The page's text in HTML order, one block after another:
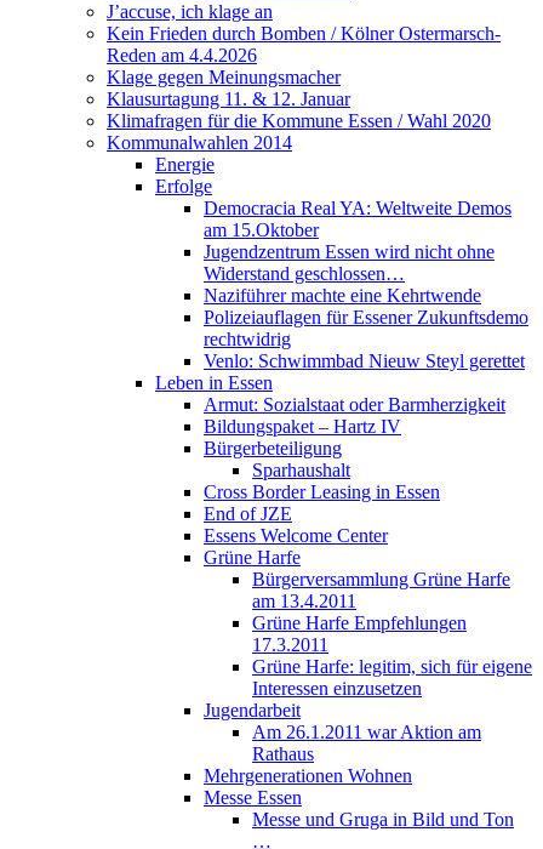
J’accuse, ich klage an
Kein Frieden durch Bomben / Kölner Ostermarsch-
Reden am 4.4.2026
Klage gegen Meinungsmacher
Klausurtagung 11. & 12. Januar
Klimafragen für die Kommune Essen / Wahl 2020
Kommunalwahlen 2014
Energie
Erfolge
Democracia Real YA: Weltweite Demos
am 15.Oktober
Jugendzentrum Essen wird nicht ohne
Widerstand geschlossen…
Naziführer machte eine Kehrtwende
Polizeiauflagen für Essener Zukunftsdemo
rechtwidrig
Venlo: Schwimmbad Nieuw Steyl gerettet
Leben in Essen
Armut: Sozialstaat oder Barmherzigkeit
Bildungspaket – Hartz IV
Bürgerbeteiligung
Sparhaushalt
Cross Border Leasing in Essen
End of JZE
Essens Welcome Center
Grüne Harfe
Bürgerversammlung Grüne Harfe
am 13.4.2011
Grüne Harfe Empfehlungen
17.3.2011
Grüne Harfe: legitim, sich für eigene
Interessen einzusetzen
Jugendarbeit
Am 26.1.2011 war Aktion am
Rathaus
Mehrgenerationen Wohnen
Messe Essen
Messe und Gruga in Bild und Ton
…